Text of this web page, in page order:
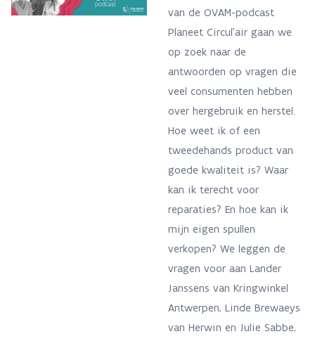
van de OVAM-podcast
Planeet Circul'air gaan we
op zoek naar de
antwoorden op vragen die
veel consumenten hebben
over hergebruik en herstel.
Hoe weet ik of een
tweedehands product van
goede kwaliteit is? Waar
kan ik terecht voor
reparaties? En hoe kan ik
mijn eigen spullen
verkopen? We leggen de
vragen voor aan Lander
Janssens van Kringwinkel
Antwerpen, Linde Brewaeys
van Herwin en Julie Sabbe,